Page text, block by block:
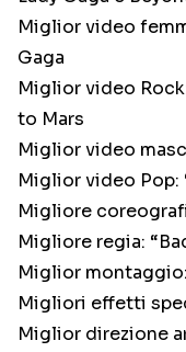
Miglior video
Gaga
Miglior video
to Mars
Miglior video
Miglior video Pop:
Migliore
Migliore regia:
Miglior montaggio:
Migliori effetti
Miglior direzione